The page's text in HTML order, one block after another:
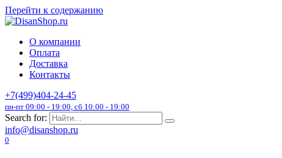
Перейти к содержанию
О компании
Оплата
Доставка
Контакты
+7(499)404-24-45
пн-пт 09:00 - 19:00, сб 10:00 - 19:00
Search for:
info@disanshop.ru
0